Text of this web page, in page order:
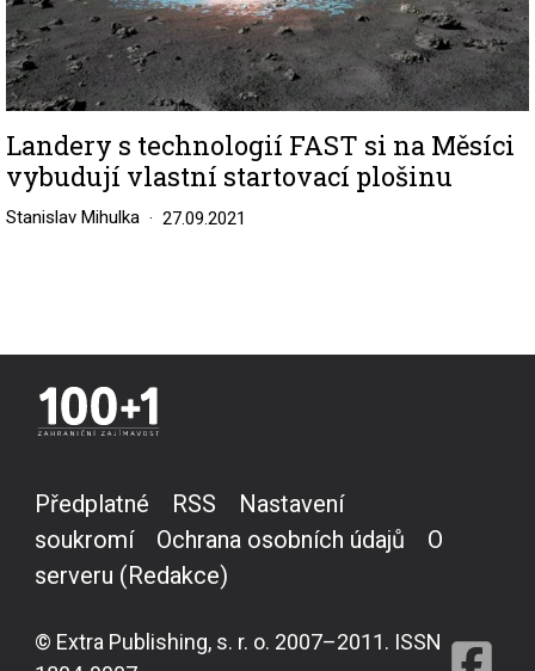
Landery s technologií FAST si na Měsíci
vybudují vlastní startovací plošinu
Stanislav Mihulka 27.09.2021
Předplatné RSS
Nastavení
soukromí
Ochrana osobních údajů
O
serveru (Redakce)
© Extra Publishing, s. r. o. 2007–2011. ISSN